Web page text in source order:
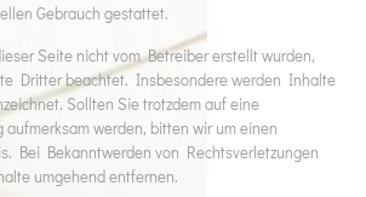
Gebrauch gestattet.
Seite nicht vom Betreiber erstellt wurden,
Dritter beachtet. Insbesondere werden Inhalte
Sollten Sie trotzdem auf eine
aufmerksam werden, bitten wir um einen
Bei Bekanntwerden von Rechtsverletzungen
umgehend entfernen.